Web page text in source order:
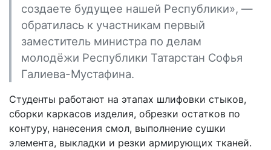
создаете будущее нашей Республики», —
обратилась к участникам первый
заместитель министра по делам
молодёжи Республики Татарстан Софья
Галиева-Мустафина.
Студенты работают на этапах шлифовки стыков,
сборки каркасов изделия, обрезки остатков по
контуру, нанесения смол, выполнение сушки
элемента, выкладки и резки армирующих тканей.